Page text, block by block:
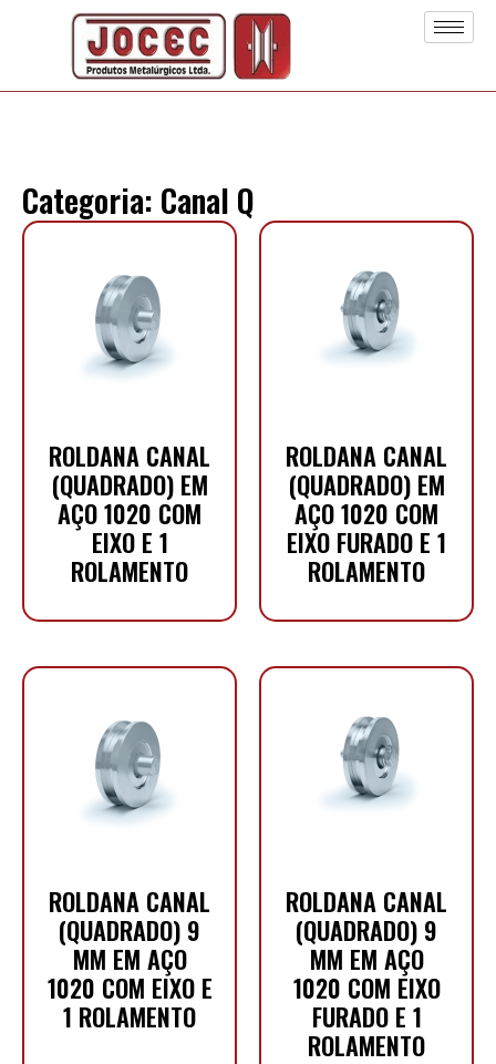
Categoria: Canal Q
ROLDANA CANAL
(QUADRADO) EM
AÇO 1020 COM
EIXO E 1
ROLAMENTO
ROLDANA CANAL
(QUADRADO) EM
AÇO 1020 COM
EIXO FURADO E 1
ROLAMENTO
ROLDANA CANAL
(QUADRADO) 9
MM EM AÇO
1020 COM EIXO E
1 ROLAMENTO
ROLDANA CANAL
(QUADRADO) 9
MM EM AÇO
1020 COM EIXO
FURADO E 1
ROLAMENTO